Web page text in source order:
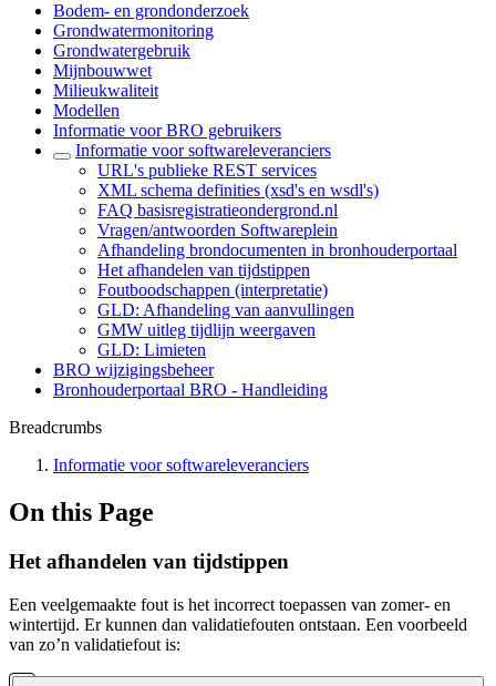
Bodem- en grondonderzoek
Grondwatermonitoring
Grondwatergebruik
Mijnbouwwet
Milieukwaliteit
Modellen
Informatie voor BRO gebruikers
Informatie voor softwareleveranciers
URL's publieke REST services
XML schema definities (xsd's en wsdl's)
FAQ basisregistratieondergrond.nl
Vragen/antwoorden Softwareplein
Afhandeling brondocumenten in bronhouderportaal
Het afhandelen van tijdstippen
Foutboodschappen (interpretatie)
GLD: Afhandeling van aanvullingen
GMW uitleg tijdlijn weergaven
GLD: Limieten
BRO wijzigingsbeheer
Bronhouderportaal BRO - Handleiding
Breadcrumbs
Informatie voor softwareleveranciers
On this Page
Het afhandelen van tijdstippen
Een veelgemaakte fout is het incorrect toepassen van zomer- en
wintertijd. Er kunnen dan validatiefouten ontstaan. Een voorbeeld
van zo’n validatiefout is: